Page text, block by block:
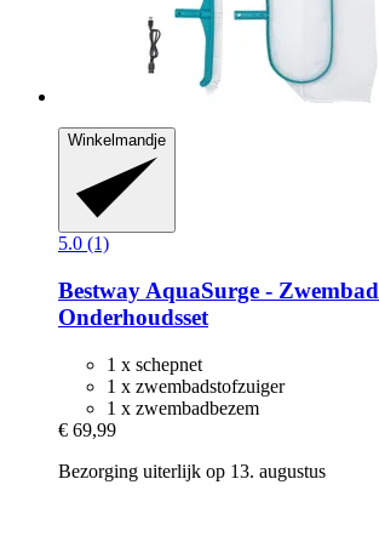
Winkelmandje
5.0 (1)
Bestway AquaSurge -​ Zwembad
Onderhoudsset
1 x schepnet
1 x zwembadstofzuiger
1 x zwembadbezem
€ 69,99
Bezorging uiterlijk op 13. augustus